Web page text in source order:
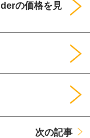
の価格を見
次の記事